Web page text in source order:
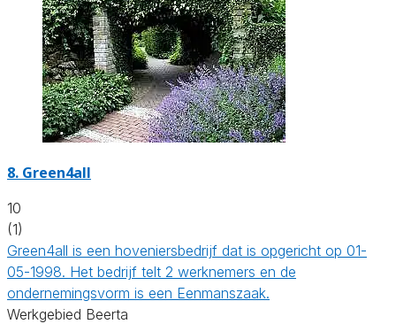
8. Green4all
10
(1)
Green4all is een hoveniersbedrijf dat is opgericht op 01-
05-1998. Het bedrijf telt 2 werknemers en de
ondernemingsvorm is een Eenmanszaak.
Werkgebied Beerta